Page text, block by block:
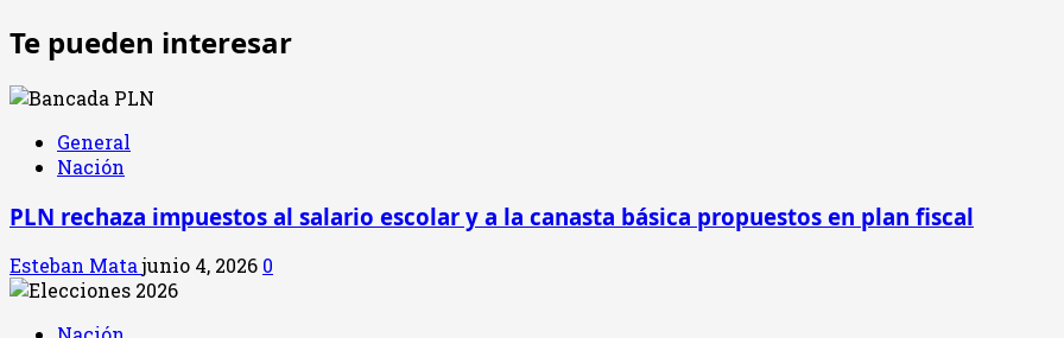
Te pueden interesar
General
Nación
PLN rechaza impuestos al salario escolar y a la canasta básica propuestos en plan fiscal
Esteban Matajunio 4, 2026 0